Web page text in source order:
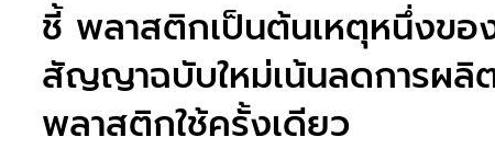
ชี้ พลาสติกเป็นต้นเหตุหนึ่งข
สัญญาฉบับใหม่เน้นลดการผลิ
พลาสติกใช้ครั้งเดียว